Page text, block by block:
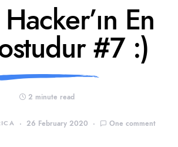
En
#7 :)
2 minute read
26 February 2020 One comment